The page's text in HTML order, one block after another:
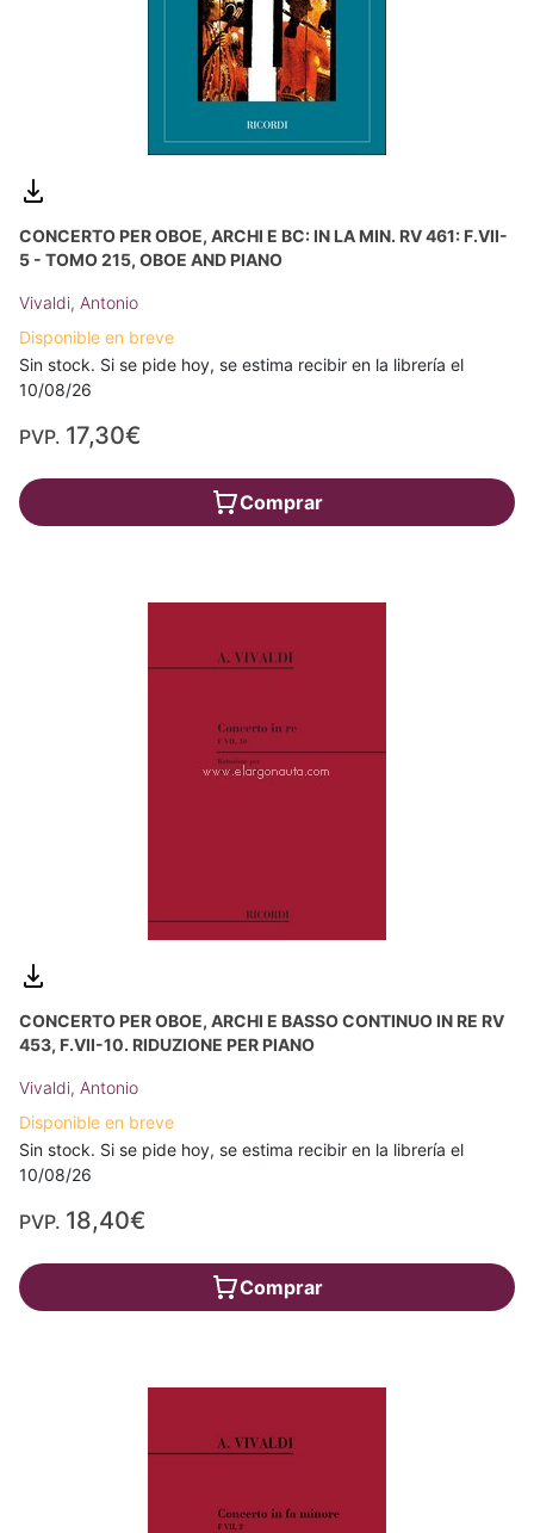
CONCERTO PER OBOE, ARCHI E BC: IN LA MIN. RV 461: F.VII-
5 - TOMO 215, OBOE AND PIANO
Vivaldi, Antonio
Disponible en breve
Sin stock. Si se pide hoy, se estima recibir en la librería el
10/08/26
PVP. 17,30€
Comprar
CONCERTO PER OBOE, ARCHI E BASSO CONTINUO IN RE RV
453, F.VII-10. RIDUZIONE PER PIANO
Vivaldi, Antonio
Disponible en breve
Sin stock. Si se pide hoy, se estima recibir en la librería el
10/08/26
PVP. 18,40€
Comprar